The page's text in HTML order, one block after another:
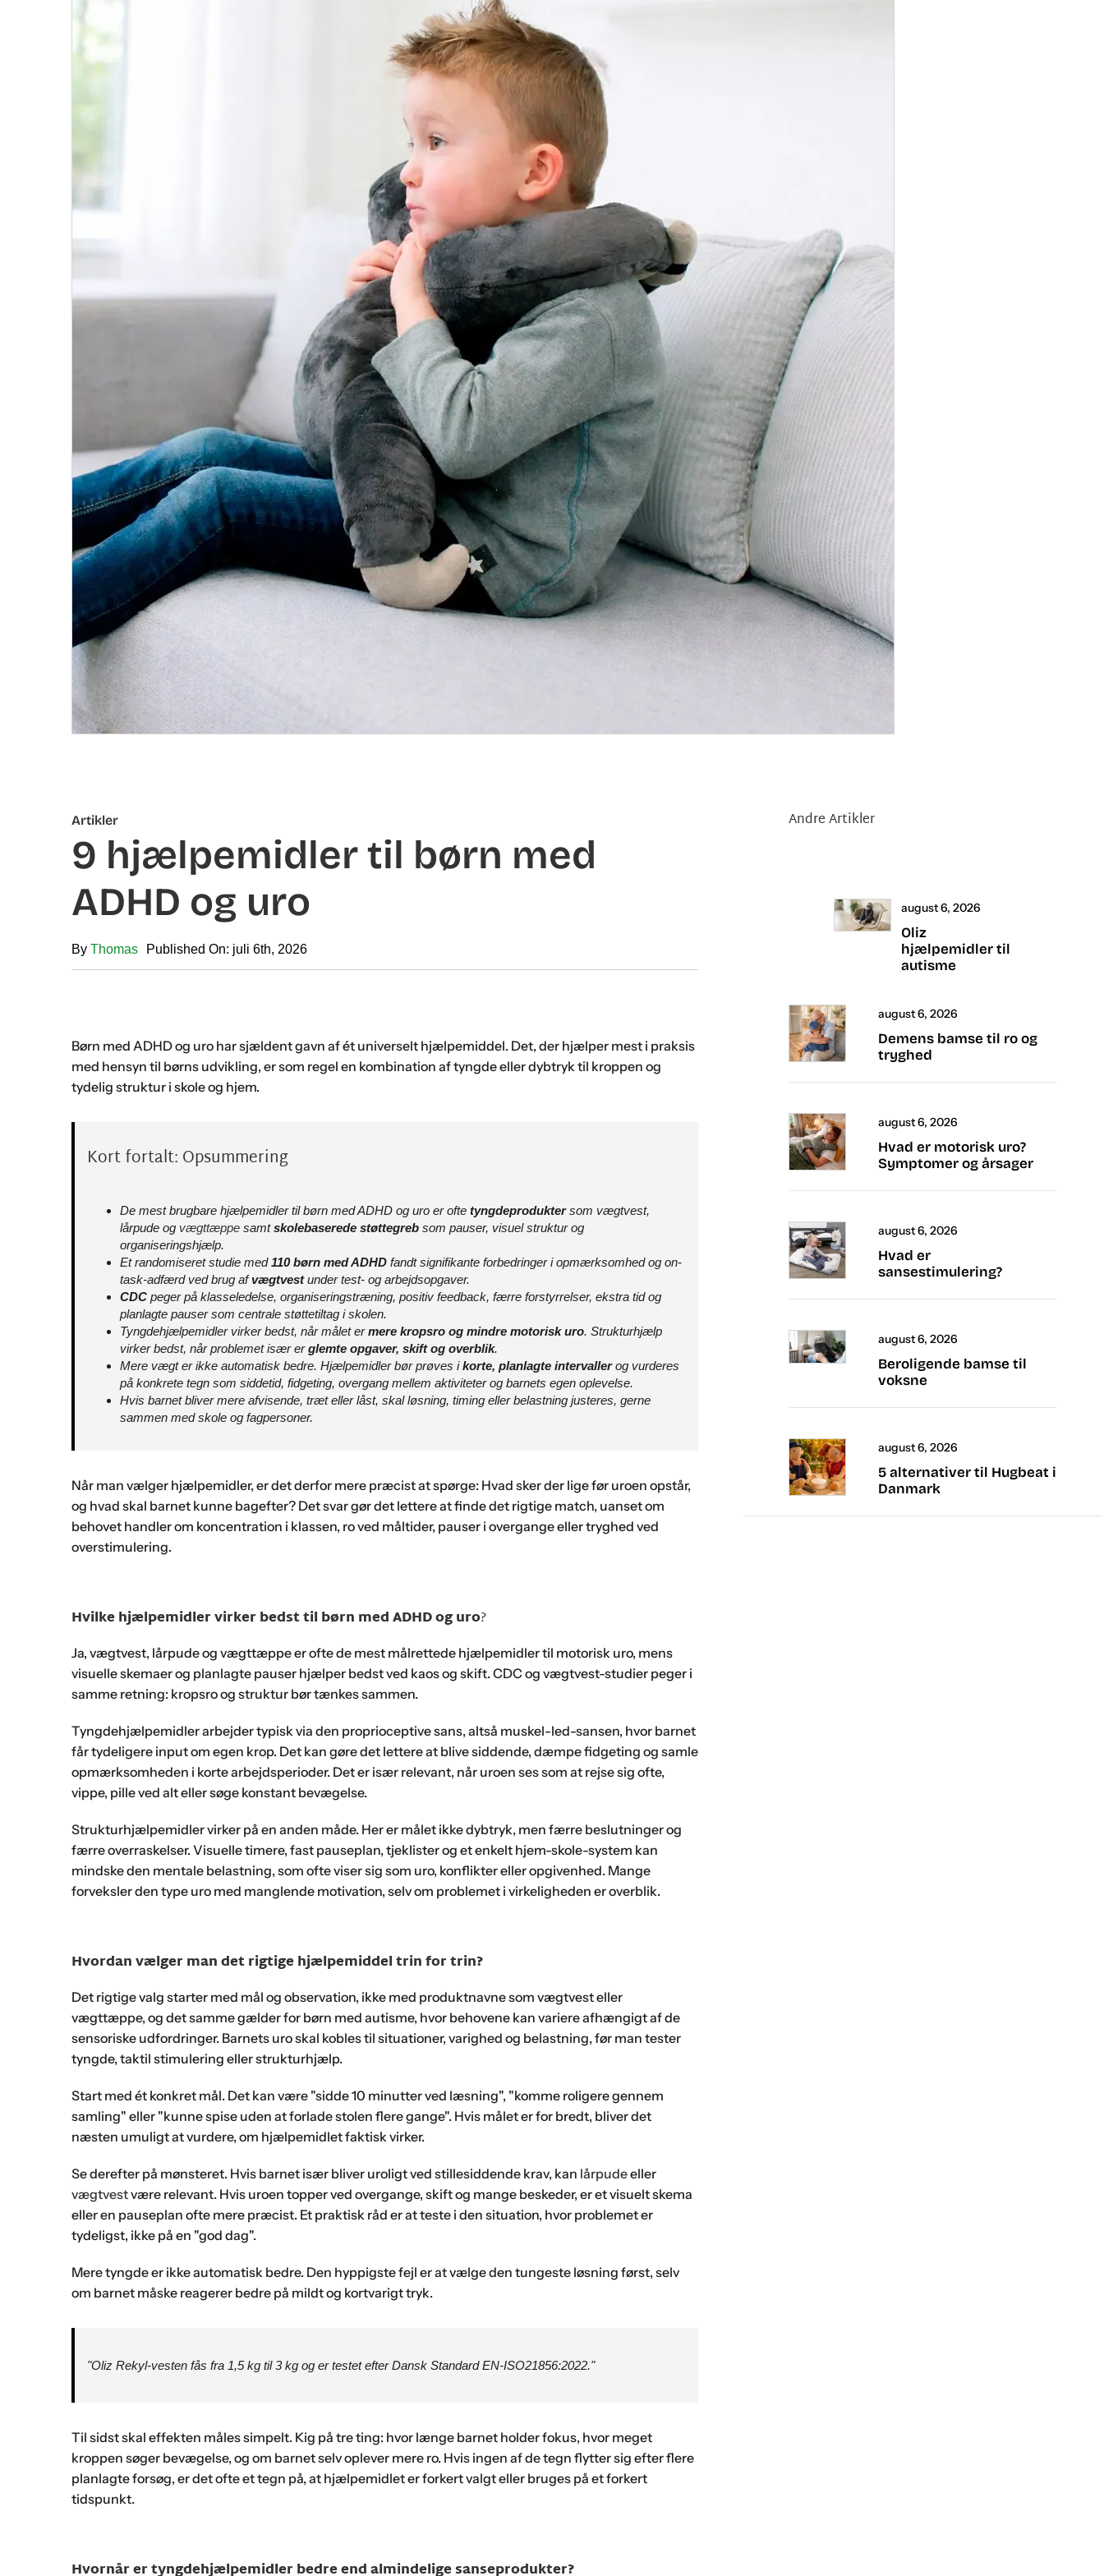
Artikler
9 hjælpemidler til børn med
ADHD og uro
By Thomas Published On: juli 6th, 2026
Børn med ADHD og uro har sjældent gavn af ét universelt hjælpemiddel. Det, der hjælper mest i praksis
med hensyn til børns udvikling, er som regel en kombination af tyngde eller dybtryk til kroppen og
tydelig struktur i skole og hjem.
Kort fortalt: Opsummering
De mest brugbare hjælpemidler til børn med ADHD og uro er ofte tyngdeproduktersom vægtvest,
lårpude og vægttæppesamtskolebaserede støttegrebsom pauser, visuel struktur og
organiseringshjælp.
Et randomiseret studie med110 børn med ADHDfandt signifikante forbedringer i opmærksomhed og on-
task-adfærd ved brug afvægtvestunder test- og arbejdsopgaver.
CDCpeger på klasseledelse, organiseringstræning, positiv feedback, færre forstyrrelser, ekstra tid og
planlagte pauser som centrale støttetiltag i skolen.
Tyngdehjælpemidler virker bedst, når målet ermere kropsro og mindre motorisk uro. Strukturhjælp
virker bedst, når problemet især erglemte opgaver, skift og overblik.
Mere vægt er ikke automatisk bedre. Hjælpemidler bør prøves ikorte, planlagte intervallerog vurderes
på konkrete tegn som siddetid, fidgeting, overgang mellem aktiviteter og barnets egen oplevelse.
Hvis barnet bliver mere afvisende, træt eller låst, skal løsning, timing eller belastning justeres, gerne
sammen med skole og fagpersoner.
Når man vælger hjælpemidler, er det derfor mere præcist at spørge: Hvad sker der lige før uroen opstår,
og hvad skal barnet kunne bagefter? Det svar gør det lettere at finde det rigtige match, uanset om
behovet handler om koncentration i klassen, ro ved måltider, pauser i overgange eller tryghed ved
overstimulering.
Hvilke hjælpemidler virker bedst til børn med ADHD og uro?
Ja, vægtvest, lårpude og vægttæppe er ofte de mest målrettede hjælpemidler til motorisk uro, mens
visuelle skemaer og planlagte pauser hjælper bedst ved kaos og skift. CDC og vægtvest-studier peger i
samme retning: kropsro og struktur bør tænkes sammen.
Tyngdehjælpemidler arbejder typisk via den proprioceptive sans, altså muskel-led-sansen, hvor barnet
får tydeligere input om egen krop. Det kan gøre det lettere at blive siddende, dæmpe fidgeting og samle
opmærksomheden i korte arbejdsperioder. Det er især relevant, når uroen ses som at rejse sig ofte,
vippe, pille ved alt eller søge konstant bevægelse.
Strukturhjælpemidler virker på en anden måde. Her er målet ikke dybtryk, men færre beslutninger og
færre overraskelser. Visuelle timere, fast pauseplan, tjeklister og et enkelt hjem-skole-system kan
mindske den mentale belastning, som ofte viser sig som uro, konflikter eller opgivenhed. Mange
forveksler den type uro med manglende motivation, selv om problemet i virkeligheden er overblik.
Hvordan vælger man det rigtige hjælpemiddel trin for trin?
Det rigtige valg starter med mål og observation, ikke med produktnavne som vægtvest eller
vægttæppe, og det samme gælder for børn med autisme, hvor behovene kan variere afhængigt af de
sensoriske udfordringer. Barnets uro skal kobles til situationer, varighed og belastning, før man tester
tyngde, taktil stimulering eller strukturhjælp.
Start med ét konkret mål. Det kan være "sidde 10 minutter ved læsning", "komme roligere gennem
samling" eller "kunne spise uden at forlade stolen flere gange". Hvis målet er for bredt, bliver det
næsten umuligt at vurdere, om hjælpemidlet faktisk virker.
Se derefter på mønsteret. Hvis barnet især bliver uroligt ved stillesiddende krav, kan lårpudeeller
vægtvestvære relevant. Hvis uroen topper ved overgange, skift og mange beskeder, er et visuelt skema
eller en pauseplan ofte mere præcist. Et praktisk råd er at teste i den situation, hvor problemet er
tydeligst, ikke på en "god dag".
Mere tyngde er ikke automatisk bedre. Den hyppigste fejl er at vælge den tungeste løsning først, selv
om barnet måske reagerer bedre på mildt og kortvarigt tryk.
"Oliz Rekyl-vesten fås fra 1,5 kg til 3 kg og er testet efter Dansk Standard EN-ISO21856:2022."
Til sidst skal effekten måles simpelt. Kig på tre ting: hvor længe barnet holder fokus, hvor meget
kroppen søger bevægelse, og om barnet selv oplever mere ro. Hvis ingen af de tegn flytter sig efter flere
planlagte forsøg, er det ofte et tegn på, at hjælpemidlet er forkert valgt eller bruges på et forkert
tidspunkt.
Hvornår er tyngdehjælpemidler bedre end almindelige sanseprodukter?
Andre Artikler
august 6, 2026
Oliz
hjælpemidler til
autisme
august 6, 2026
Demens bamse til ro og
tryghed
august 6, 2026
Hvad er motorisk uro?
Symptomer og årsager
august 6, 2026
Hvad er
sansestimulering?
august 6, 2026
Beroligende bamse til
voksne
august 6, 2026
5 alternativer til Hugbeat i
Danmark